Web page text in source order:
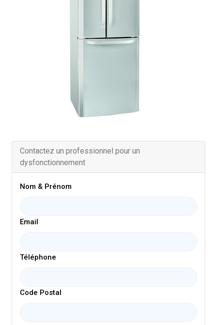
Contactez un professionnel pour un
dysfonctionnement
Nom & Prénom
Email
Téléphone
Code Postal